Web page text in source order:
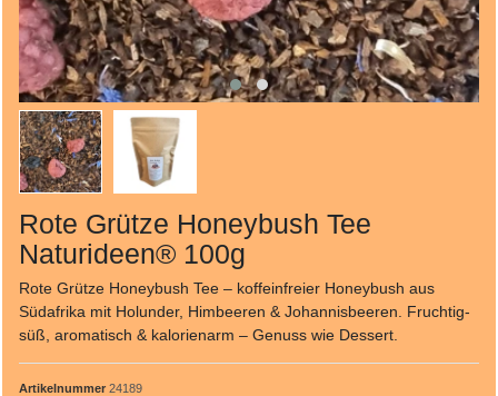
Rote Grütze Honeybush Tee
Naturideen® 100g
Rote Grütze Honeybush Tee – koffeinfreier Honeybush aus
Südafrika mit Holunder, Himbeeren & Johannisbeeren. Fruchtig-
süß, aromatisch & kalorienarm – Genuss wie Dessert.
Artikelnummer 24189